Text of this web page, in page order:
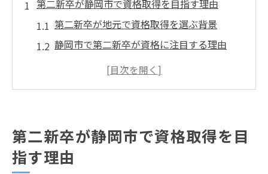
第二新卒が静岡市で資格取得を目指す理由
第二新卒が地元で資格取得を選ぶ背景
静岡市で第二新卒が資格に注目する理由
第二新卒が資格取得を通じて描く将来像
キャリア安定化に役立つ資格とは何か
第二新卒が静岡市で選ぶ安定資格の特徴
キャリア安定に直結する第二新卒向け資格
第二新卒が静岡市で資格取得を目
指す理由